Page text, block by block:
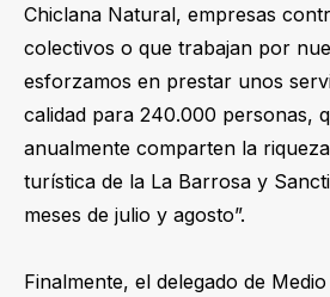
Chiclana Natural, empresas
colectivos o que trabajan por
esforzamos en prestar unos
calidad para 240.000 personas,
anualmente comparten la
turística de la La Barrosa y
meses de julio y agosto”.
Finalmente, el delegado de